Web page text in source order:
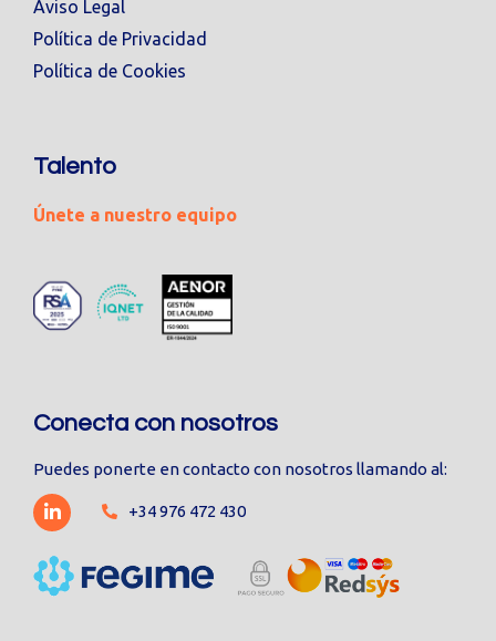
Aviso Legal
Política de Privacidad
Política de Cookies
Talento
Únete a nuestro equipo
Conecta con nosotros
Puedes ponerte en contacto con nosotros llamando al:
+34 976 472 430